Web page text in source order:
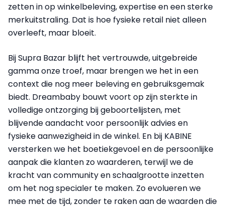
zetten in op winkelbeleving, expertise en een sterke
merkuitstraling. Dat is hoe fysieke retail niet alleen
overleeft, maar bloeit.
Bij Supra Bazar blijft het vertrouwde, uitgebreide
gamma onze troef, maar brengen we het in een
context die nog meer beleving en gebruiksgemak
biedt. Dreambaby bouwt voort op zijn sterkte in
volledige ontzorging bij geboortelijsten, met
blijvende aandacht voor persoonlijk advies en
fysieke aanwezigheid in de winkel. En bij KABINE
versterken we het boetiekgevoel en de persoonlijke
aanpak die klanten zo waarderen, terwijl we de
kracht van community en schaalgrootte inzetten
om het nog specialer te maken. Zo evolueren we
mee met de tijd, zonder te raken aan de waarden die